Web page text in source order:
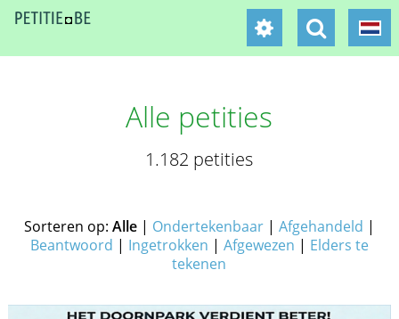
Alle petities
1.182 petities
Sorteren op: Alle| Ondertekenbaar| Afgehandeld |
Beantwoord | Ingetrokken | Afgewezen | Elders te
tekenen